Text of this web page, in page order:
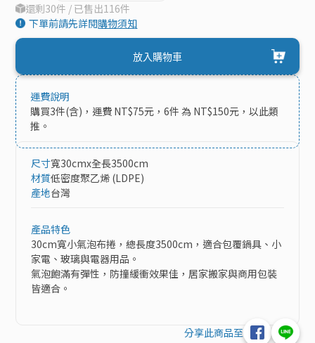
還剩30件 / 已售出116件
下單前請先詳閱購物須知
放入購物車
運費說明
購買3件(含)，運費 NT$75元，6件 為 NT$150元，以此類
推。
尺寸寬30cmx全長3500cm
材質低密度聚乙烯 (LDPE)
產地台灣
產品特色
30cm寬小氣泡布捲，總長度3500cm，適合包覆鍋具、小
家電、玻璃與電器用品。
氣泡飽滿有彈性，防撞緩衝效果佳，居家搬家與商用包裝
皆適合。
分享此商品至